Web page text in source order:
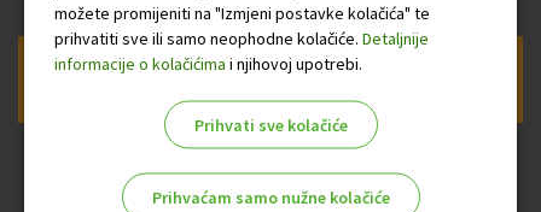
Prijava na newsletter OTP banke
možete promijeniti na "Izmjeni postavke kolačića" te
prihvatiti sve ili samo neophodne kolačiće. Detaljnije
informacije o kolačićima i njihovoj upotrebi.
Prihvati sve kolačiće
Prihvaćam samo nužne kolačiće